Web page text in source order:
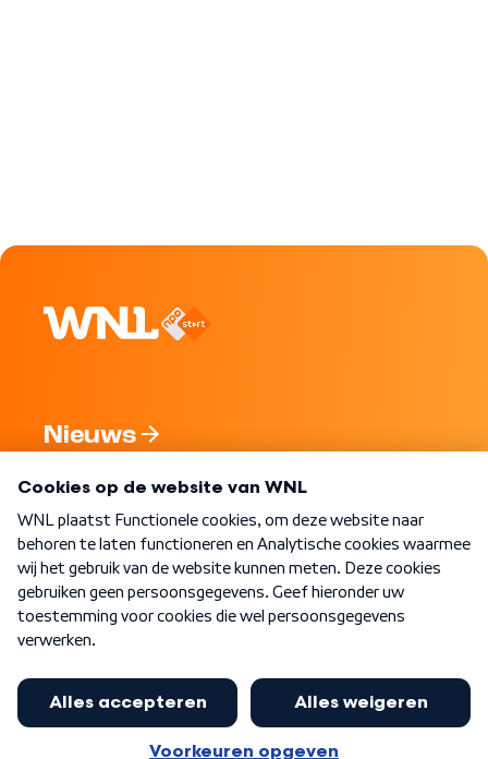
Nieuws
Nieuwsbrief
Word Lid